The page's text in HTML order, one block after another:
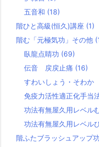
五音和 (18)
階ひと高級(恒久)講座 (1)
階む「元極気功」その他
臥龍点睛功 (69)
伝音 戻戻止痛 (16)
すわいしょう・そわ
免疫力活性適正化手当
功法有無屋久用レベル
功法有無屋久用レベル
階ふたブラッシュアップ